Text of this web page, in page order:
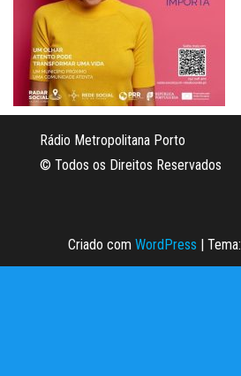
Rádio Metropolitana Porto
© Todos os Direitos Reservados
Criado com WordPress Tema: